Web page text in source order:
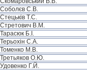
Соболєв С.В.
Стецьків Т.С.
Стретович В.М.
Тарасюк Б.І.
Терьохін С.А.
Томенко М.В.
Третьяков О.Ю.
Удовенко Г.Й.